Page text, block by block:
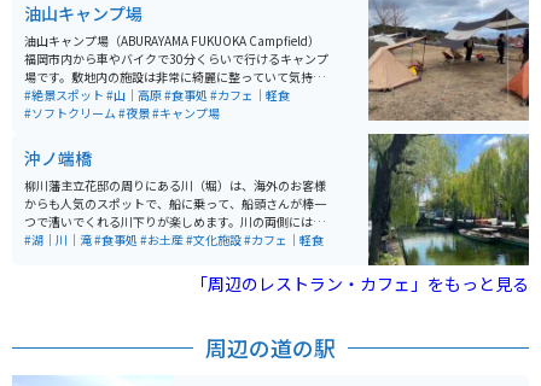
油山キャンプ場
油山キャンプ場（ABURAYAMA FUKUOKA Campfield）
福岡市内から車やバイクで30分くらいで行けるキャンプ
場です。敷地内の施設は非常に綺麗に整っていて気持ち
よく過ごせます。日帰りツーリングで行って、美味しい
コーヒーやソフトクリームを味わうことも楽しめます。
もこの施設の大きな特徴です。 広々とした敷地内では自
然を満喫したり、散策を楽しんだりと、アウトドア初心
者でも安心して過ごせます。ソロキャンプなら平日1,00
0円台から宿泊可能という手軽さも嬉しいポイントです。
夜になれば福岡市内を一望できる圧巻の夜景。山の静け
さの中で、きらめく街の灯りを眺める時間は、ここでし
#絶景スポット #山｜高原#食事処 #カフェ｜軽食
#ソフトクリーム#夜景#キャンプ場
沖ノ端橋
柳川藩主立花邸の周りにある川（堀）は、海外のお客様
からも人気のスポットで、船に乗って、船頭さんが棒一
つで漕いでくれる川下りが楽しめます。川の両側には柳
の木がズラッと立ち並んでおり、風に揺れる柳と川下り
#湖｜川｜滝#食事処 #お土産#文化施設#カフェ｜軽食
「周辺のレストラン・カフェ」をもっと見る
周辺の道の駅